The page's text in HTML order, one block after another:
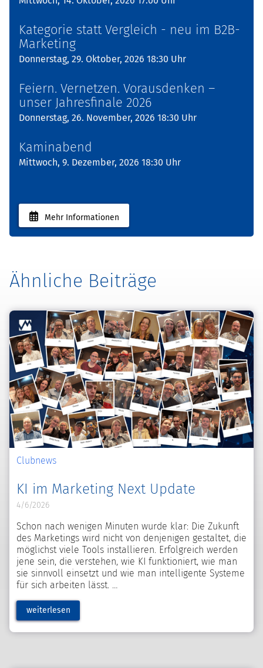
Kategorie statt Vergleich - neu im B2B-
Marketing
Donnerstag, 29. Oktober, 2026 18:30 Uhr
Feiern. Vernetzen. Vorausdenken –
unser Jahresfinale 2026
Donnerstag, 26. November, 2026 18:30 Uhr
Kaminabend
Mittwoch, 9. Dezember, 2026 18:30 Uhr
Mehr Informationen
Ähnliche Beiträge
Clubnews
KI im Marketing Next Update
4/6/2026
Schon nach wenigen Minuten wurde klar: Die Zukunft
des Marketings wird nicht von denjenigen gestaltet, die
möglichst viele Tools installieren. Erfolgreich werden
jene sein, die verstehen, wie KI funktioniert, wie man
sie sinnvoll einsetzt und wie man intelligente Systeme
für sich arbeiten lässt.
weiterlesen